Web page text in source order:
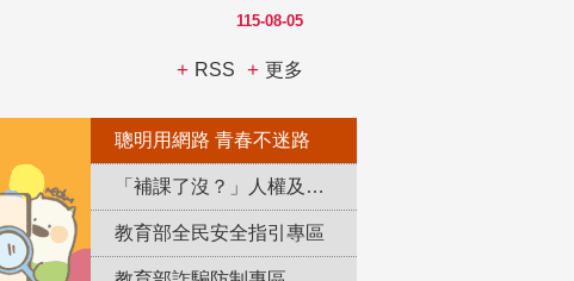
115-08-05
RSS 更多
聰明用網路 青春不迷路
「補課了沒？」人權及轉型正義教育專區
教育部全民安全指引專區